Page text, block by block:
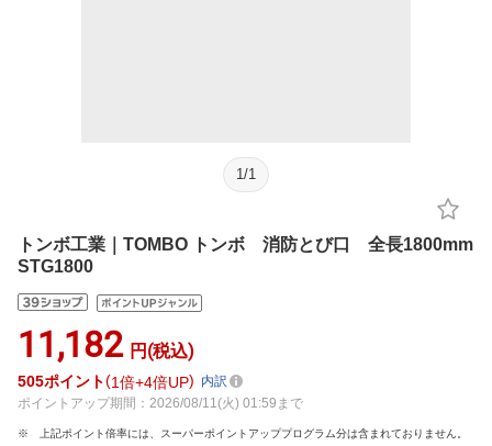
1 /1
トンボ工業｜TOMBO トンボ 消防とび口 全長1800mm
STG1800
11,182 円(税込)
505ポイント 1倍 4倍UP
内訳
ポイントアップ期間：2026/08/11(火) 01:59まで
上記ポイント倍率には、スーパーポイントアッププログラム分は含まれておりません。